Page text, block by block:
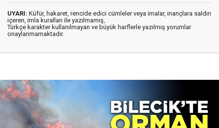
UYARI: Küfür, hakaret, rencide edici cümleler veya imalar, inançlara saldırı
içeren, imla kuralları ile yazılmamış,
Türkçe karakter kullanılmayan ve büyük harflerle yazılmış yorumlar
onaylanmamaktadır.